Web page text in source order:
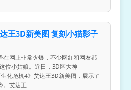
王3D新美图 复刻小猫影子
在网上非常火爆，不少网红和网友都
位小姑娘。近日，3D区大神
化危机4》艾达王3D新美图，展示了
。艾达王